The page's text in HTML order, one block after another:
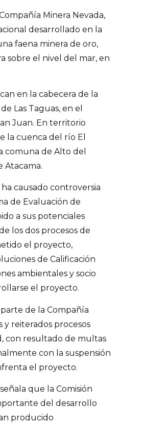
Minera Nevada,
desarrollado en la
faena minera de oro,
sobre el nivel del mar, en
en la cabecera de la
Las Taguas, en el
Juan. En territorio
la cuenca del río El
comuna de Alto del
Atacama.
causado controversia
de Evaluación de
a sus potenciales
los dos procesos de
el proyecto,
de Calificación
ambientales y socio
el proyecto.
de la Compañía
y reiterados procesos
con resultado de multas
con la suspensión
el proyecto.
que la Comisión
del desarrollo
producido